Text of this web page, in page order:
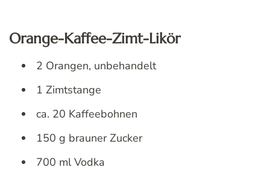
Orange-Kaffee-Zimt-Likör
2 Orangen, unbehandelt
1 Zimtstange
ca. 20 Kaffeebohnen
150 g brauner Zucker
700 ml Vodka